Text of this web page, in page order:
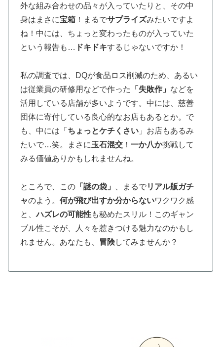
外な組み合わせの品々が入っていたりと、その中
身はまさに宝箱 ！まるでサプライズみたいですよ
ね！中には、ちょっと変わったものが入っていた
という報告も… ドキドキするじゃないですか！
私の調査では、DQが食品ロス削減のため、あるい
は従業員の研修用などで作った
「失敗作」 などを
活用している店舗が多いようです。中には、慈善
団体に寄付している良心的なお店もあるとか。で
も、中には「 ちょっとケチくさい 」お店もあるみ
たいで…笑。まさに玉石混交 ！ 一か八か挑戦して
みる価値ありかもしれませんね。
ところで、この 「謎の袋」 、まるでリアル版ガチ
ャのよう。 何が飛び出すか分からないワクワク感
と、ハズレの可能性も秘めたスリル！このギャン
ブル性こそが、人々を惹きつける魅力なのかもし
れません。あなたも、
冒険してみませんか？